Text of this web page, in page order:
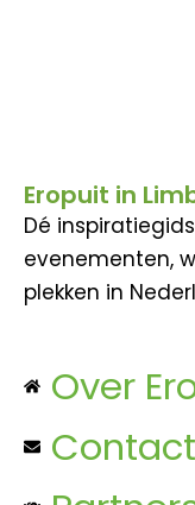
Eropuit in
Dé
evenementen,
plekken in
Over
Contact